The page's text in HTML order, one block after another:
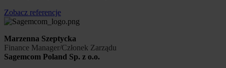
Zobacz referencje
Marzenna Szeptycka
Finance Manager/Członek Zarządu
Sagemcom Poland Sp. z o.o.